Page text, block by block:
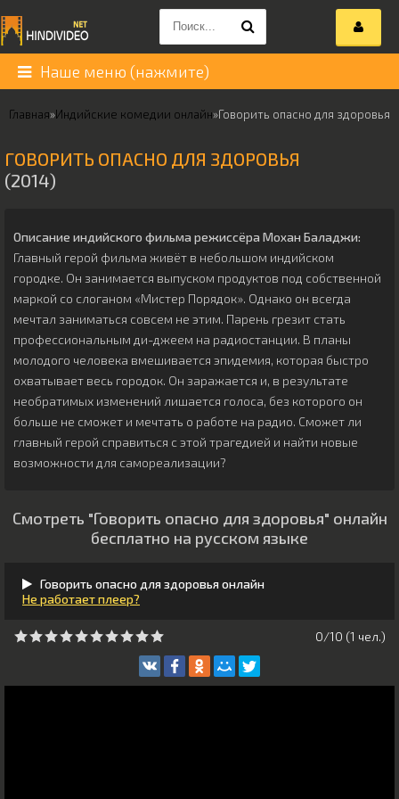
Наше меню (нажмите)
Главная»Индийские комедии онлайн»Говорить опасно для здоровья
ГОВОРИТЬ ОПАСНО ДЛЯ ЗДОРОВЬЯ
(2014)
Описание индийского фильма режиссёра Мохан Баладжи:
Главный герой фильма живёт в небольшом индийском
городке. Он занимается выпуском продуктов под собственной
маркой со слоганом «Мистер Порядок». Однако он всегда
мечтал заниматься совсем не этим. Парень грезит стать
профессиональным ди-джеем на радиостанции. В планы
молодого человека вмешивается эпидемия, которая быстро
охватывает весь городок. Он заражается и, в результате
необратимых изменений лишается голоса, без которого он
больше не сможет и мечтать о работе на радио. Сможет ли
главный герой справиться с этой трагедией и найти новые
возможности для самореализации?
Смотреть "Говорить опасно для здоровья" онлайн
бесплатно на русском языке
Говорить опасно для здоровья онлайн
Не работает плеер?
0/10 (1 чeл.)